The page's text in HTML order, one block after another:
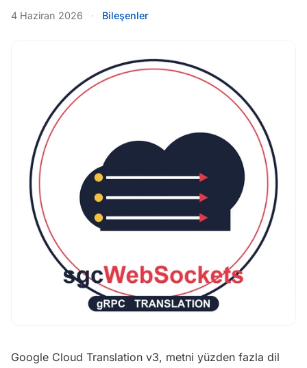
4 Haziran 2026 · Bileşenler
Google Cloud Translation v3, metni yüzden fazla dil